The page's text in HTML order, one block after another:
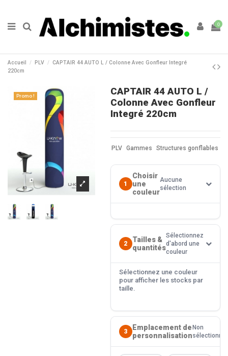
0
Accueil PLV
CAPTAIR 44 AUTO L / Colonne Avec Gonfleur Integré
220cm
Promo !
CAPTAIR 44 AUTO L /
Colonne Avec Gonfleur
Integré 220cm
PLV Gammes Structures gonflables
1
Choisir
une
couleur
Aucune
sélection
2
Tailles &
quantités
Sélectionnez
d'abord une
couleur
Sélectionnez une couleur
pour afficher les stocks par
taille.
3
Emplacement de
personnalisation
Non
sélectionné